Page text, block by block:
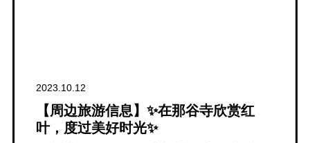
2023.10.12
【周边旅游信息】✨在那谷寺欣赏红
叶，度过美好时光✨